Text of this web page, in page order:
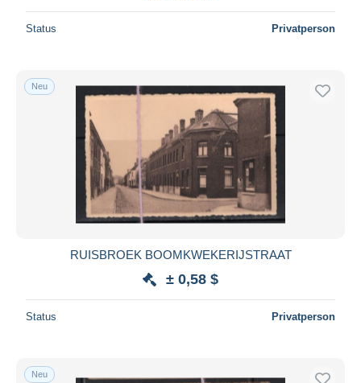
Status Privatperson
Neu
RUISBROEK BOOMKWEKERIJSTRAAT
± 0,58 $
Status Privatperson
Neu